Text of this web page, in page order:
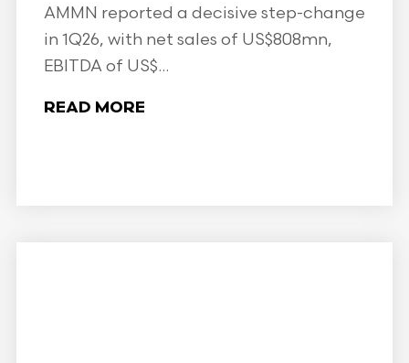
AMMN reported a decisive step-change
in 1Q26, with net sales of US$808mn,
EBITDA of US$...
READ MORE